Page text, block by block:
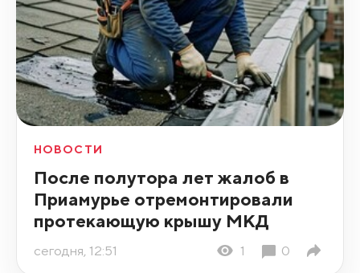
НОВОСТИ
После полутора лет жалоб в
Приамурье отремонтировали
протекающую крышу МКД
сегодня, 12:51 1 0